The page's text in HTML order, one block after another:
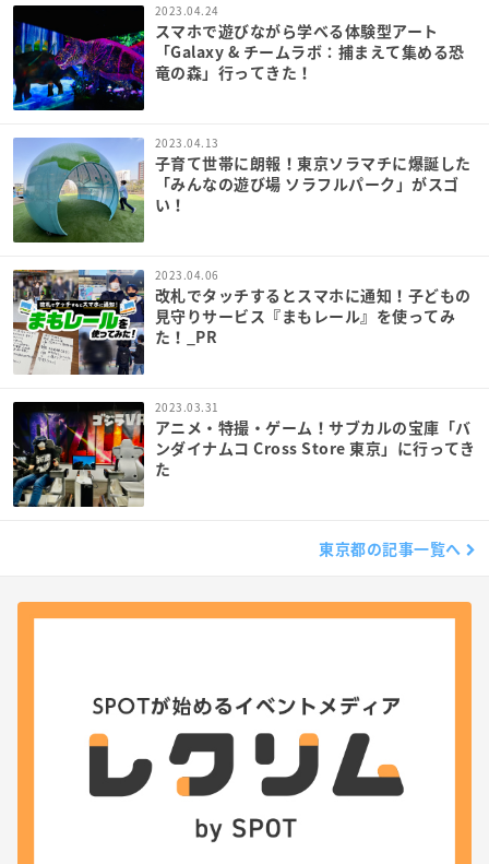
2023.04.24
スマホで遊びながら学べる体験型アート
「Galaxy & チームラボ：捕まえて集める恐
竜の森」行ってきた！
2023.04.13
子育て世帯に朗報！東京ソラマチに爆誕した
「みんなの遊び場 ソラフルパーク」がスゴ
い！
2023.04.06
改札でタッチするとスマホに通知！子どもの
見守りサービス『まもレール』を使ってみ
た！_PR
2023.03.31
アニメ・特撮・ゲーム！サブカルの宝庫「バ
ンダイナムコ Cross Store 東京」に行ってき
た
東京都の記事一覧へ